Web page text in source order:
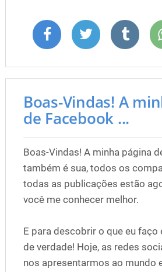
Boas-Vindas! A
de Facebook ...
Boas-Vindas! A minha página
também é sua, todos os
todas as publicações estão
você me conhecer melhor.
E para descobrir o que eu faço
de verdade! Hoje, as redes
nos apresentarmos ao mundo